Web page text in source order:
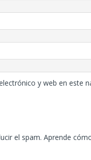
y web en este
el spam. Aprende